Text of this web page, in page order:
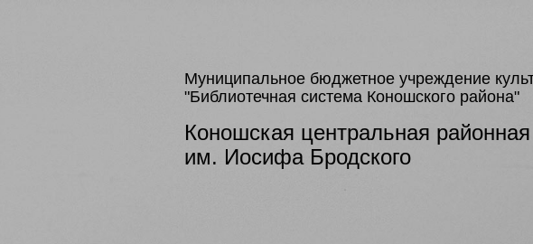
Муниципальное бюджетное учреждение
"Библиотечная система Коношского района"
Коношская центральная
им. Иосифа Бродского